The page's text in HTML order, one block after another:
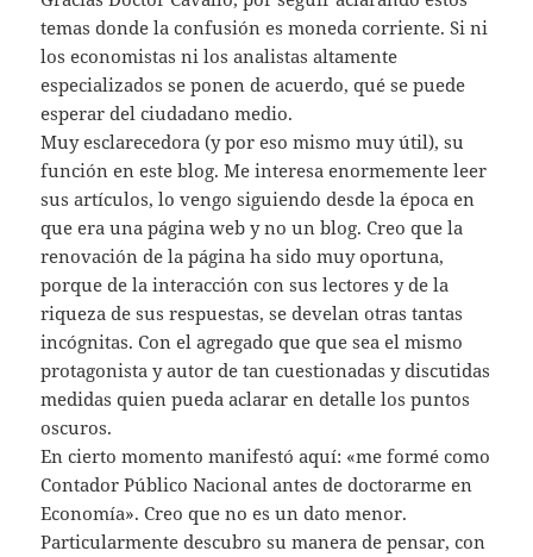
temas donde la confusión es moneda corriente. Si ni
los economistas ni los analistas altamente
especializados se ponen de acuerdo, qué se puede
esperar del ciudadano medio.
Muy esclarecedora (y por eso mismo muy útil), su
función en este blog. Me interesa enormemente leer
sus artículos, lo vengo siguiendo desde la época en
que era una página web y no un blog. Creo que la
renovación de la página ha sido muy oportuna,
porque de la interacción con sus lectores y de la
riqueza de sus respuestas, se develan otras tantas
incógnitas. Con el agregado que que sea el mismo
protagonista y autor de tan cuestionadas y discutidas
medidas quien pueda aclarar en detalle los puntos
oscuros.
En cierto momento manifestó aquí: «me formé como
Contador Público Nacional antes de doctorarme en
Economía». Creo que no es un dato menor.
Particularmente descubro su manera de pensar, con